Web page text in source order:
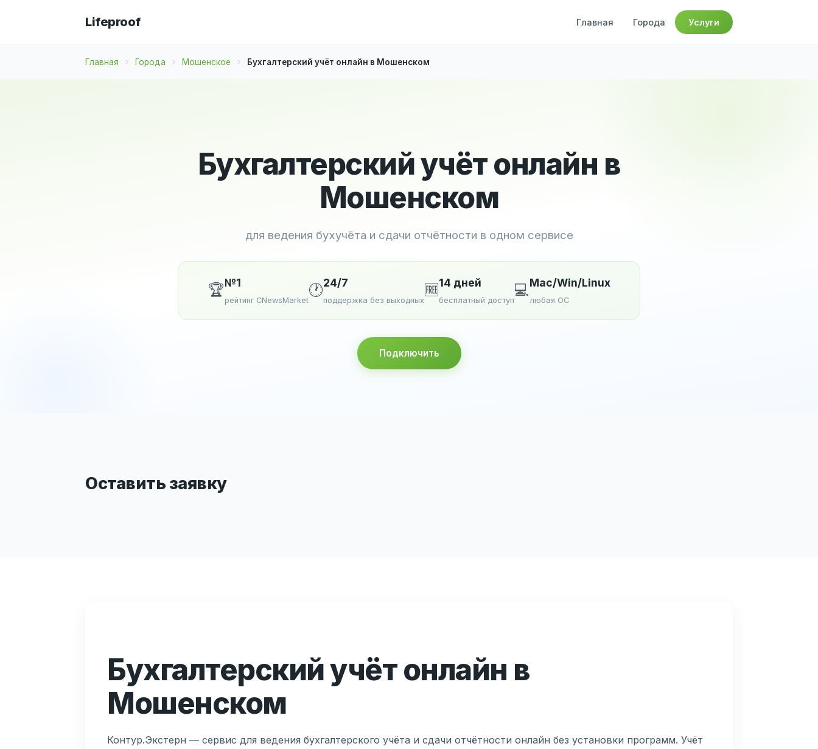
Lifeproof Главная Города Услуги
Главная Города Мошенское Бухгалтерский учёт онлайн в Мошенском
Бухгалтерский учёт онлайн в
Мошенском
для ведения бухучёта и сдачи отчётности в одном сервисе
🏆№1
рейтинг CNewsMarket
🕐24/7
поддержка без выходных
🆓14 дней
бесплатный доступ
💻Mac/Win/Linux
любая ОС
Подключить
Оставить заявку
Бухгалтерский учёт онлайн в
Мошенском
Контур.Экстерн — сервис для ведения бухгалтерского учёта и сдачи отчётности онлайн без установки программ. Учёт